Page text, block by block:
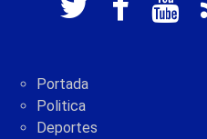
Portada
Politica
Deportes